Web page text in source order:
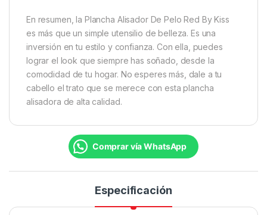
En resumen, la Plancha Alisador De Pelo Red By Kiss
es más que un simple utensilio de belleza. Es una
inversión en tu estilo y confianza. Con ella, puedes
lograr el look que siempre has soñado, desde la
comodidad de tu hogar. No esperes más, dale a tu
cabello el trato que se merece con esta plancha
alisadora de alta calidad.
Comprar vía WhatsApp
Especificación